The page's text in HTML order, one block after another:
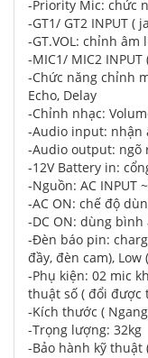
-Priority Mic: chức
-GT1/ GT2 INPUT (
-GT.VOL: chỉnh âm
-MIC1/ MIC2
-Chức năng chỉnh
Echo, Delay
-Chỉnh nhạc:
-Audio input: nhận
-Audio output: ngõ
-12V Battery in:
-Nguồn: AC INPUT
-AC ON: chế độ
-DC ON: dùng bình
-Đèn báo pin:
đầy, đèn cam), Low
-Phụ kiện: 02 mic
thuật số ( đổi được
-Kích thước (
-Trọng lượng: 32kg
-Bảo hành kỹ thuật